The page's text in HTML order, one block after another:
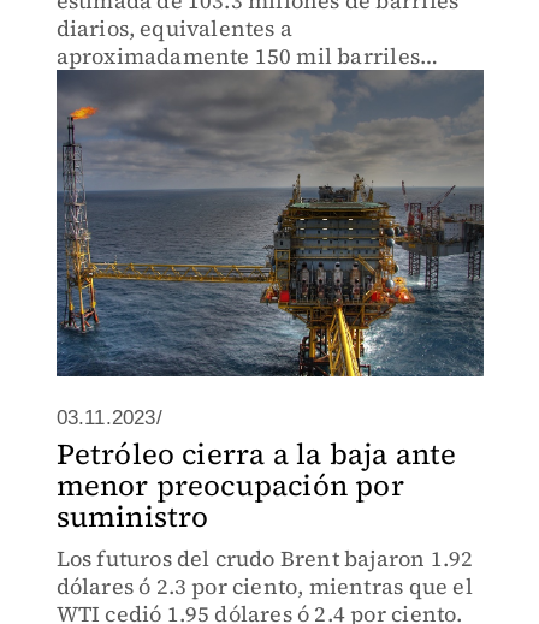
diarios, equivalentes a
aproximadamente 150 mil barriles
diarios
03.11.2023/
Petróleo cierra a la baja ante
menor preocupación por
suministro
Los futuros del crudo Brent bajaron 1.92
dólares ó 2.3 por ciento, mientras que el
WTI cedió 1.95 dólares ó 2.4 por ciento.